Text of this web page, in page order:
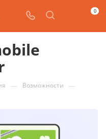
0
— Возможности —